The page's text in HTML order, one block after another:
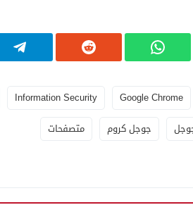
Google Chrome
Information Security
جوجل كروم
متصفحات